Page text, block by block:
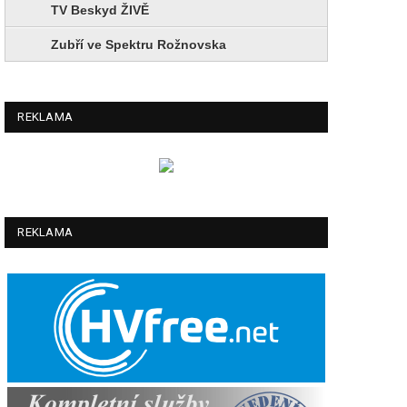
TV Beskyd ŽIVĚ
Zubří ve Spektru Rožnovska
REKLAMA
REKLAMA